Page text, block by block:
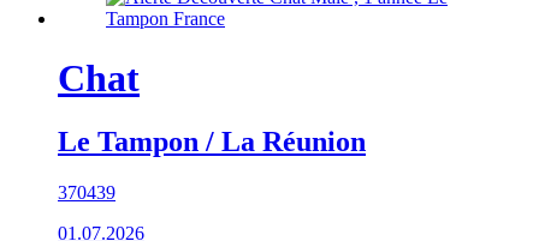
Chat
Le Tampon / La Réunion
370439
01.07.2026